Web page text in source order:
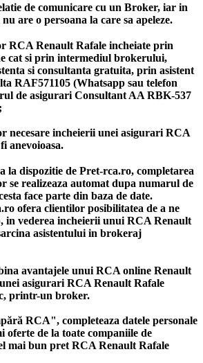
de comunicare cu un Broker, iar in
are o persoana la care sa apeleze.
RCA Renault Rafale incheiate prin
cat si prin intermediul brokerului,
si consultanta gratuita, prin asistent
RAF571105 (Whatsapp sau telefon
de asigurari Consultant AA RBK-537
necesare incheierii unei asigurari RCA
anevoioasa.
la dispozitie de Pret-rca.ro, completarea
se realizeaza automat dupa numarul de
face parte din baza de date.
ofera clientilor posibilitatea de a ne
in vederea incheierii unui RCA Renault
asistentului in brokeraj
avantajele unui RCA online Renault
asigurari RCA Renault Rafale
printr-un broker.
RCA", completeaza datele personale
oferte de la toate companiile de
mai bun pret RCA Renault Rafale